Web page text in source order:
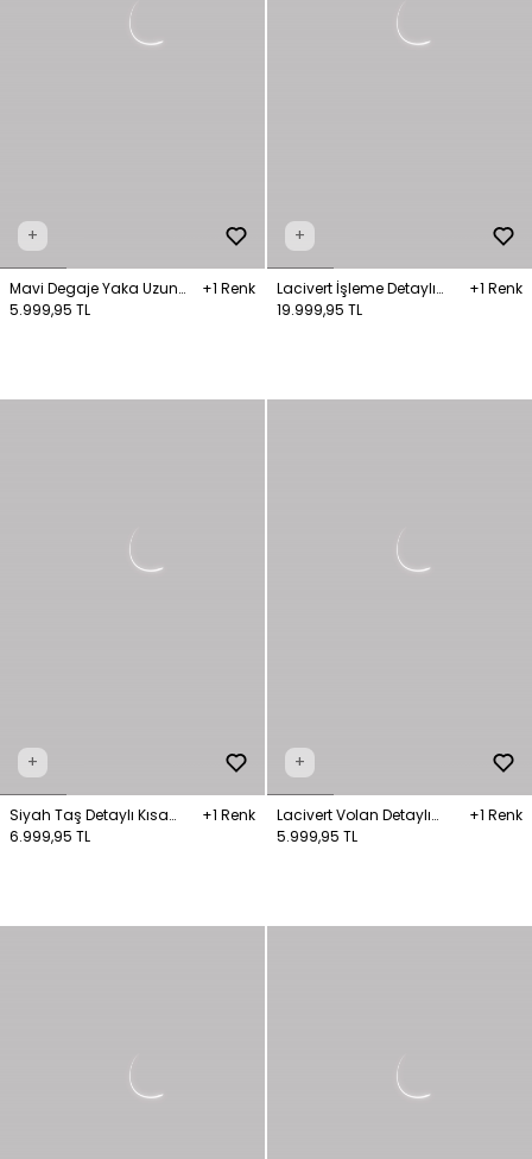
+
Mavi Degaje Yaka Uzun
Elbise
+1 Renk
5.999,95 TL
+
Lacivert İşleme Detaylı
Askılı Uzun Elbise
+1 Renk
19.999,95 TL
+
Siyah Taş Detaylı Kısa
Kollu Uzun Elbise
+1 Renk
6.999,95 TL
+
Lacivert Volan Detaylı
Askılı Uzun Elbise
+1 Renk
5.999,95 TL